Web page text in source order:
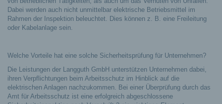
Dabei werden auch nicht unmittelbar elektrische Betriebsmittel im
Rahmen der Inspektion beleuchtet. Dies können z. B. eine Freileitung
oder Kabelanlage sein.
Welche Vorteile hat eine solche Sicherheitsprüfung für Unternehmen?
Die Leistungen der Langguth GmbH unterstützen Unternehmen dabei,
ihren Verpflichtungen beim Arbeitsschutz im Hinblick auf die
elektrischen Anlagen nachzukommen. Bei einer Überprüfung durch das
Amt für Arbeitsschutz ist eine erfolgreich abgeschlossene